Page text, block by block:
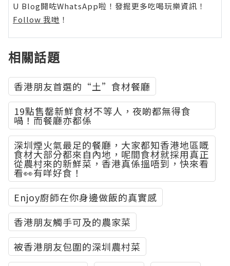
U Blog開咗WhatsApp啦！發掘更多吃喝玩樂資訊！
Follow 我哋 ！
相關話題
香港朋友首選的“土”食材餐廳
19點售罄新鮮食材不等人，夜啲都無得食
喎！而餐廳亦都係
深圳煙火氣最足的餐廳，大家都知香港地區嘅
食材大部分都來自內地，呢間食材就採用真正
從農村來的新鮮菜，香港真係搵唔到，快來看
看👀有咩好食！
Enjoy廚師在你身邊做飯的真實感
香港朋友觸手可及的農家菜
被香港朋友包圍的深圳農村菜